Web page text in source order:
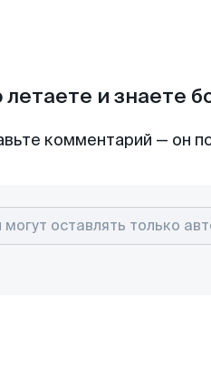
летаете и знаете
комментарий — он